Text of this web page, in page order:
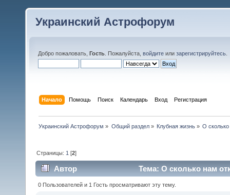
Украинский Астрофорум
Добро пожаловать, Гость . Пожалуйста, войдите или зарегистрируйтесь
Начало Помощь Поиск Календарь Вход Регистрация
Украинский Астрофорум » Общий раздел» Клубная жизнь» О
Страницы: 1 [2]
Автор
Тема: О сколько нам
(Прочитано 57771 раз)
0 Пользователей и 1 Гость просматривают эту тему.